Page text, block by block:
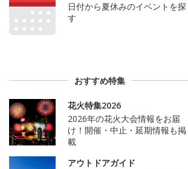
日付から夏休みのイベントを探
す
おすすめ特集
花火特集2026
2026年の花火大会情報をお届
け！開催・中止・延期情報も掲
載
アウトドアガイド